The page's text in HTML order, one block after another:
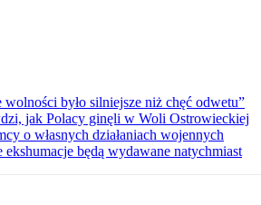
było silniejsze niż chęć odwetu”
jak Polacy ginęli w Woli Ostrowieckiej
o własnych działaniach wojennych
będą wydawane natychmiast